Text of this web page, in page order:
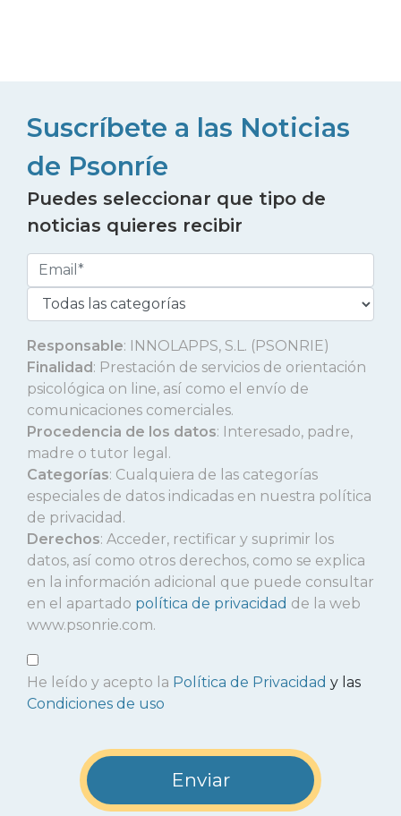
Suscríbete a las Noticias
de Psonríe
Puedes seleccionar que tipo de
noticias quieres recibir
Responsable: INNOLAPPS, S.L. (PSONRIE)
Finalidad: Prestación de servicios de orientación
psicológica on line, así como el envío de
comunicaciones comerciales.
Procedencia de los datos: Interesado, padre,
madre o tutor legal.
Categorías: Cualquiera de las categorías
especiales de datos indicadas en nuestra política
de privacidad.
Derechos: Acceder, rectificar y suprimir los
datos, así como otros derechos, como se explica
en la información adicional que puede consultar
en el apartado política de privacidad de la web
www.psonrie.com.
He leído y acepto la Política de Privacidad y las
Condiciones de uso